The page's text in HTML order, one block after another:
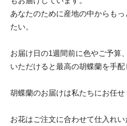
あなたのために産地の中からも
たい。
お届け日の1週間前に色やご予算
いただけると最高の胡蝶蘭を手配
胡蝶蘭のお届けは私たちにお任せ
お花はご注文に合わせて仕入れ